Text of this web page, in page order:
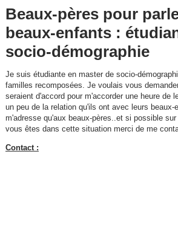
Beaux-pères pour
beaux-enfants :
socio-démographie
Je suis étudiante en master de socio-
familles recomposées. Je voulais vous
seraient d'accord pour m'accorder une heure de
un peu de la relation qu'ils ont avec leurs
m'adresse qu'aux beaux-pères..et si possible
vous êtes dans cette situation merci de me
Contact :